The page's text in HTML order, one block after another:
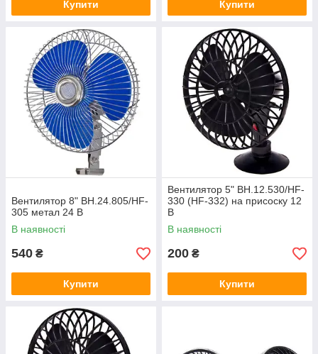
Купити Купити
Вентилятор 8" ВН.24.805/HF-
305 метал 24 В
В наявності
540 ₴
Купити
Вентилятор 5" ВН.12.530/HF-
330 (HF-332) на присоску 12
В
В наявності
200 ₴
Купити